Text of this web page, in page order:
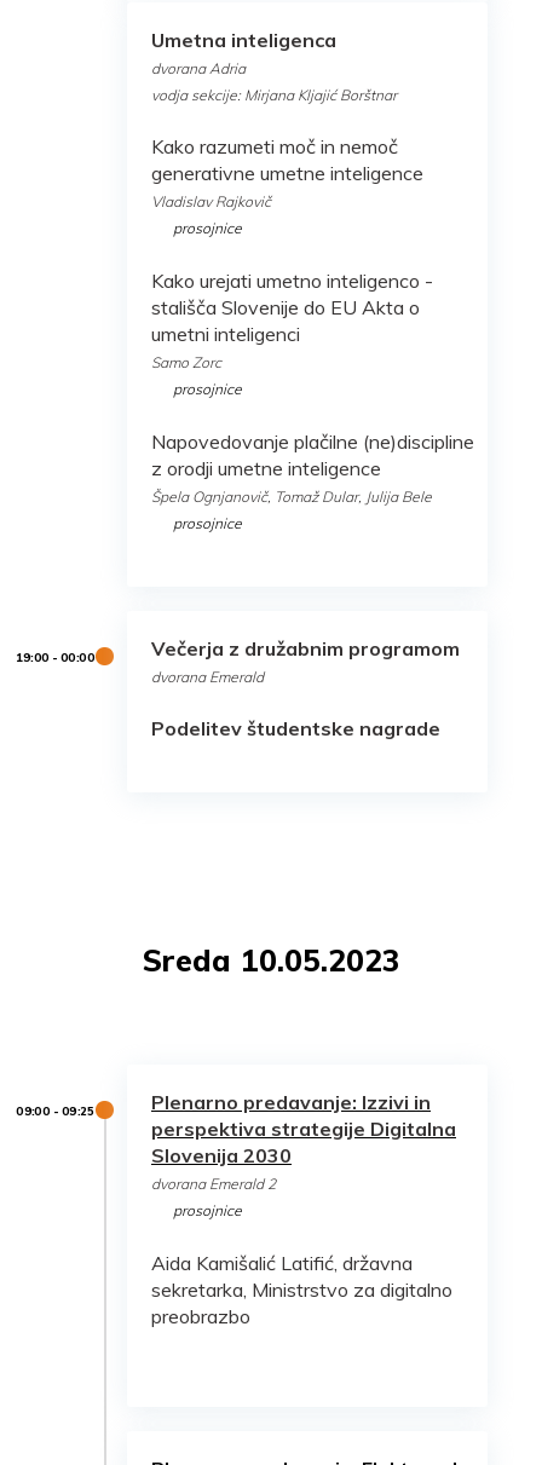
Umetna inteligenca
dvorana Adria
vodja sekcije: Mirjana Kljajić Borštnar
Kako razumeti moč in nemoč
generativne umetne inteligence
Vladislav Rajkovič
prosojnice
Kako urejati umetno inteligenco -
stališča Slovenije do EU Akta o
umetni inteligenci
Samo Zorc
prosojnice
Napovedovanje plačilne (ne)discipline
z orodji umetne inteligence
Špela Ognjanovič, Tomaž Dular, Julija Bele
prosojnice
Večerja z družabnim programom
dvorana Emerald
Podelitev študentske nagrade
Sreda 10.05.2023
Plenarno predavanje: Izzivi in
perspektiva strategije Digitalna
Slovenija 2030
dvorana Emerald 2
prosojnice
Aida Kamišalić Latifić, državna
sekretarka, Ministrstvo za digitalno
preobrazbo